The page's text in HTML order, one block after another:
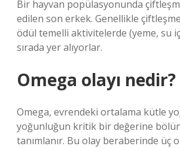
Bir hayvan popülasyonunda
edilen son erkek. Genellikle
ödül temelli aktivitelerde (yeme, su
sırada yer alıyorlar.
Omega olayı nedir?
Omega, evrendeki ortalama kütle
yoğunluğun kritik bir değerine
tanımlanır. Bu olay beraberinde üç